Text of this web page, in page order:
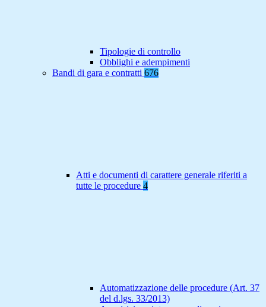
Tipologie di controllo
Obblighi e adempimenti
Bandi di gara e contratti 676
Atti e documenti di carattere generale riferiti a
tutte le procedure 4
Automatizzazione delle procedure (Art. 37
del d.lgs. 33/2013)